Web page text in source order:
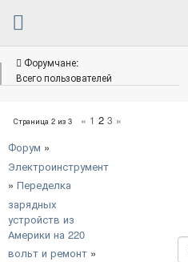
Форумчане:
Всего пользователей
Страница 2 из 3 « 1 2 3 »
Форум »
Электроинструмент
» Переделка
зарядных
устройств из
Америки на 220
вольт и ремонт »